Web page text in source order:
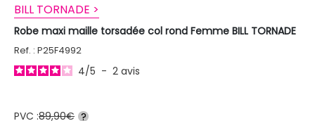
BILL TORNADE >
Robe maxi maille torsadée col rond Femme BILL TORNADE
Ref. : P25F4992
4/5 - 2 avis
PVC :89,90€ ?